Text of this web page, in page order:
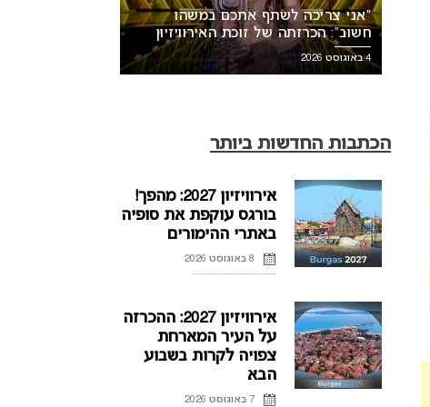
אירוויזיון 2027 עשוי לאמץ שיטת
“אני צריכה לשתף אתכם במשהו
מסעירה את הרשת
“אני צריכה לשתף אתכם במשהו
חשוב”: הכרזתה של זוכת האירוויזיון
מסעירה את הרשת
4 באוגוסט 2026
הכתבות החדשות ביותר
אירוויזיון 2027: מהפך!
בורגס עוקפת את סופיה
באתרי ההימורים
8 באוגוסט 2026
אירוויזיון 2027: ההכרזה
על העיר המארחת
צפויה לקרות בשבוע
הבא
7 באוגוסט 2026